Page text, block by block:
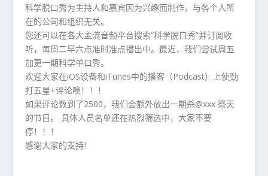
科学脱口秀为主持人和嘉宾因为兴趣而制作，与各个人所
在的公司和组织无关。
您还可以在各大主流音频平台搜索“科学脱口秀”并订阅收
听，每周二早六点准时准点播出中。最近，我们尝试周五
加更一期科学单口秀。
欢迎大家在iOS设备和iTunes中的播客（Podcast）上使劲
打五星+评论噢！！！
如果评论数到了2500，我们会额外放出一期杀@xxx 祭天
的节目。 具体人员名单还在热烈筛选中，大家不要
停！！！
感谢大家的支持！